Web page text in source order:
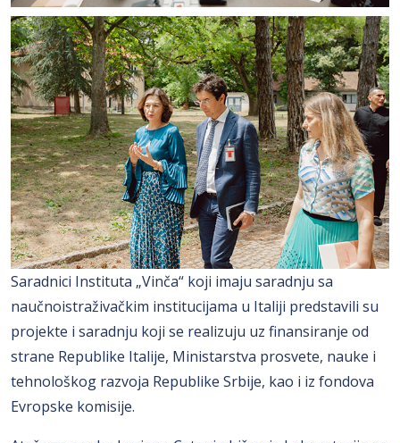
Saradnici Instituta „Vinča“ koji imaju saradnju sa
naučnoistraživačkim institucijama u Italiji predstavili su
projekte i saradnju koji se realizuju uz finansiranje od
strane Republike Italije, Ministarstva prosvete, nauke i
tehnološkog razvoja Republike Srbije, kao i iz fondova
Evropske komisije.